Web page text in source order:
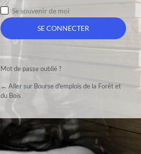
Se souvenir de moi
Mot de passe oublié ?
← Aller sur Bourse d'emplois de la Forêt et
du Bois